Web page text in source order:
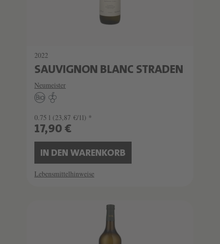
2022
SAUVIGNON BLANC STRADEN
Neumeister
0.75 l (23,87 €/1l) *
17,90 €
IN DEN WARENKORB
Lebensmittelhinweise